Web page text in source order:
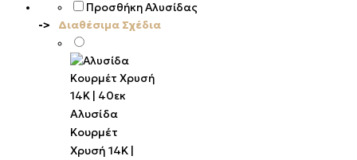
Προσθήκη Αλυσίδας
Διαθέσιμα Σχέδια
Αλυσίδα
Κουρμέτ
Χρυσή 14K |